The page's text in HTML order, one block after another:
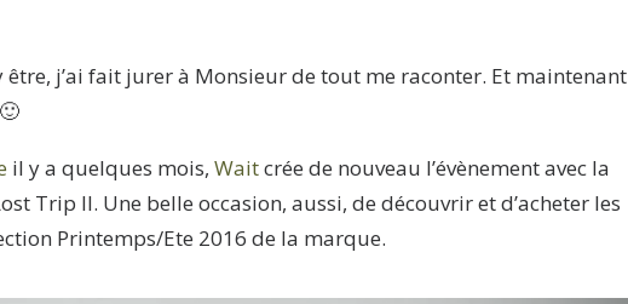
être, j’ai fait jurer à Monsieur de tout me raconter. Et maintenant
il y a quelques mois, Waitcrée de nouveau l’évènement avec la
Trip II. Une belle occasion, aussi, de découvrir et d’acheter les
Printemps/Ete 2016 de la marque.